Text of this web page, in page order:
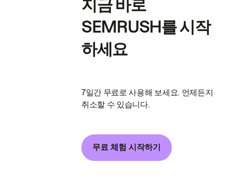
지금 바로
SEMRUSH를 시작
하세요
7일간 무료로 사용해 보세요. 언제든지
취소할 수 있습니다.
무료 체험 시작하기